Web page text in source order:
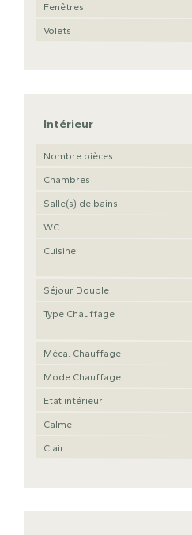
Fenêtres
Volets
Intérieur
Nombre pièces
Chambres
Salle(s) de bains
WC
Cuisine
Séjour Double
Type Chauffage
Méca. Chauffage
Mode Chauffage
Etat intérieur
Calme
Clair